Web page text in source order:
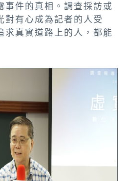
事件的真相。調查採訪或
對有心成為記者的人受
求真實道路上的人，都能